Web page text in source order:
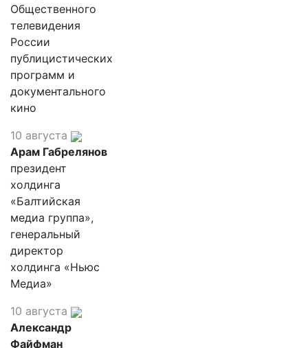
Общественного
телевидения
России
публицистических
программ и
документального
кино
10 августа
Арам Габрелянов
президент
холдинга
«Балтийская
медиа группа»,
генеральный
директор
холдинга «Ньюс
Медиа»
10 августа
Александр
Файфман